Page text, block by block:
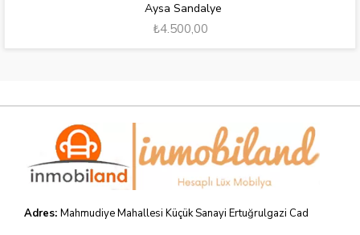
Aysa Sandalye
₺4.500,00
Adres: Mahmudiye Mahallesi Küçük Sanayi Ertuğrulgazi Cad